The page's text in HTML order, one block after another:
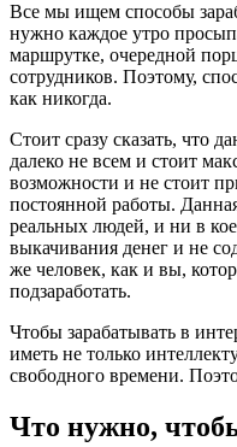
Все мы ищем способы
нужно каждое утро
маршрутке, очередной
сотрудников. Поэтому,
как никогда.
Стоит сразу сказать, что
далеко не всем и стоит
возможности и не стоит
постоянной работы.
реальных людей, и ни в
выкачивания денег и не
же человек, как и вы,
подзаработать.
Чтобы зарабатывать в
иметь не только
свободного времени.
Что нужно,